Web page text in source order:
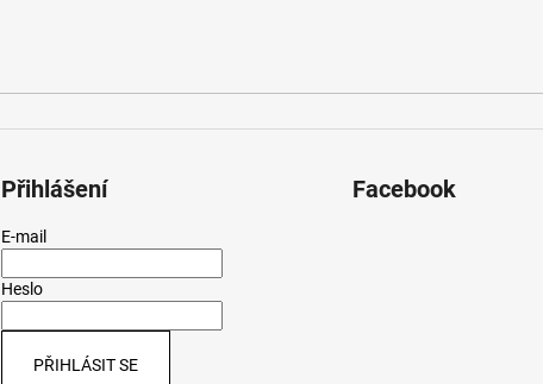
Přihlášení
E-mail
Heslo
PŘIHLÁSIT SE
Facebook